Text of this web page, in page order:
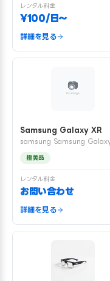
レンタル料金
¥100/日〜
詳細を見る
Samsung Galaxy XR
samsung Samsung
極美品
レンタル料金
お問い合わせ
詳細を見る